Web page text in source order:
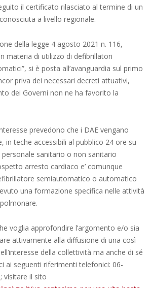
il certificato rilasciato al termine di un
a livello regionale.
della legge 4 agosto 2021 n. 116,
materia di utilizzo di defibrillatori
si è posta all’avanguardia sul primo
priva dei necessari decreti attuativi,
dei Governi non ne ha favorito la
prevedono che i DAE vengano
in teche accessibili al pubblico 24 ore su
personale sanitario o non sanitario
arresto cardiaco e’ comunque
semiautomatico o automatico
una formazione specifica nelle attività
voglia approfondire l’argomento e/o sia
attivamente alla diffusione di una così
della collettività ma anche di sé
ai seguenti riferimenti telefonici: 06-
visitare il sito